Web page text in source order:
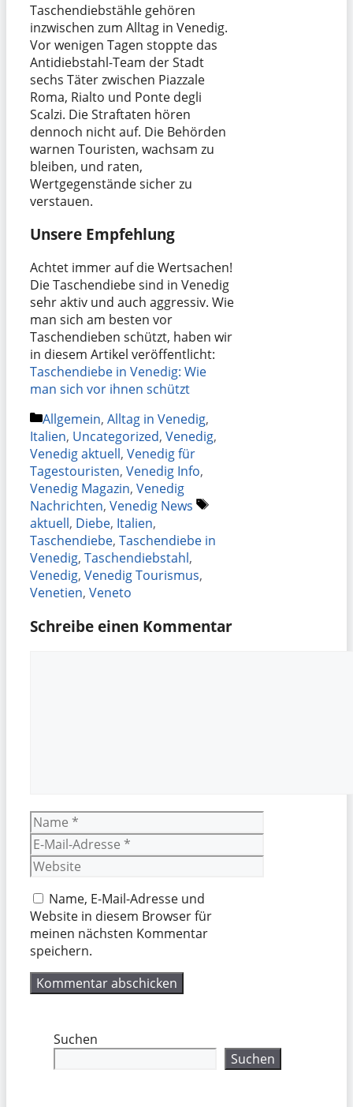
Taschendiebstähle gehören
inzwischen zum Alltag in Venedig.
Vor wenigen Tagen stoppte das
Antidiebstahl-Team der Stadt
sechs Täter zwischen Piazzale
Roma, Rialto und Ponte degli
Scalzi. Die Straftaten hören
dennoch nicht auf. Die Behörden
warnen Touristen, wachsam zu
bleiben, und raten,
Wertgegenstände sicher zu
verstauen.
Unsere Empfehlung
Achtet immer auf die Wertsachen!
Die Taschendiebe sind in Venedig
sehr aktiv und auch aggressiv. Wie
man sich am besten vor
Taschendieben schützt, haben wir
in diesem Artikel veröffentlicht:
Taschendiebe in Venedig: Wie
man sich vor ihnen schützt
Kategorien
Allgemein, Alltag in Venedig,
Italien, Uncategorized, Venedig,
Venedig aktuell, Venedig für
Tagestouristen, Venedig Info,
Venedig Magazin, Venedig
Nachrichten, Venedig News
Schlagwörter
aktuell, Diebe, Italien,
Taschendiebe, Taschendiebe in
Venedig, Taschendiebstahl,
Venedig, Venedig Tourismus,
Venetien, Veneto
Schreibe einen Kommentar
Name
E-
Mail-
Adresse
Website
Name, E-Mail-Adresse und
Website in diesem Browser für
meinen nächsten Kommentar
speichern.
Suchen
Suchen